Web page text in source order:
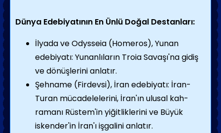
Dünya Edebiyatının En Ünlü Doğal Destanları:
İlyada ve Odysseia (Homeros), Yunan
edebiyatı: Yunanlıların Troia Savaşı'na gidiş
ve dönüş­lerini anlatır.
Şehname (Firdevsi), İran edebiyatı: İran-
Turan mü­cadelelerini, İran'ın ulusal kah­
ramanı Rüstem'in yiğitliklerini ve Büyük
iskender'in İran'ı işgalini anlatır.